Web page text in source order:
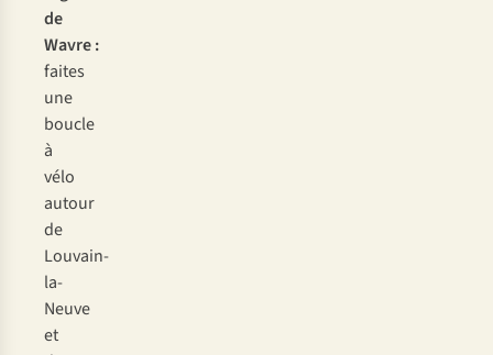
de
Wavre:
faites
une
boucle
à
vélo
autour
de
Louvain-
la-
Neuve
et